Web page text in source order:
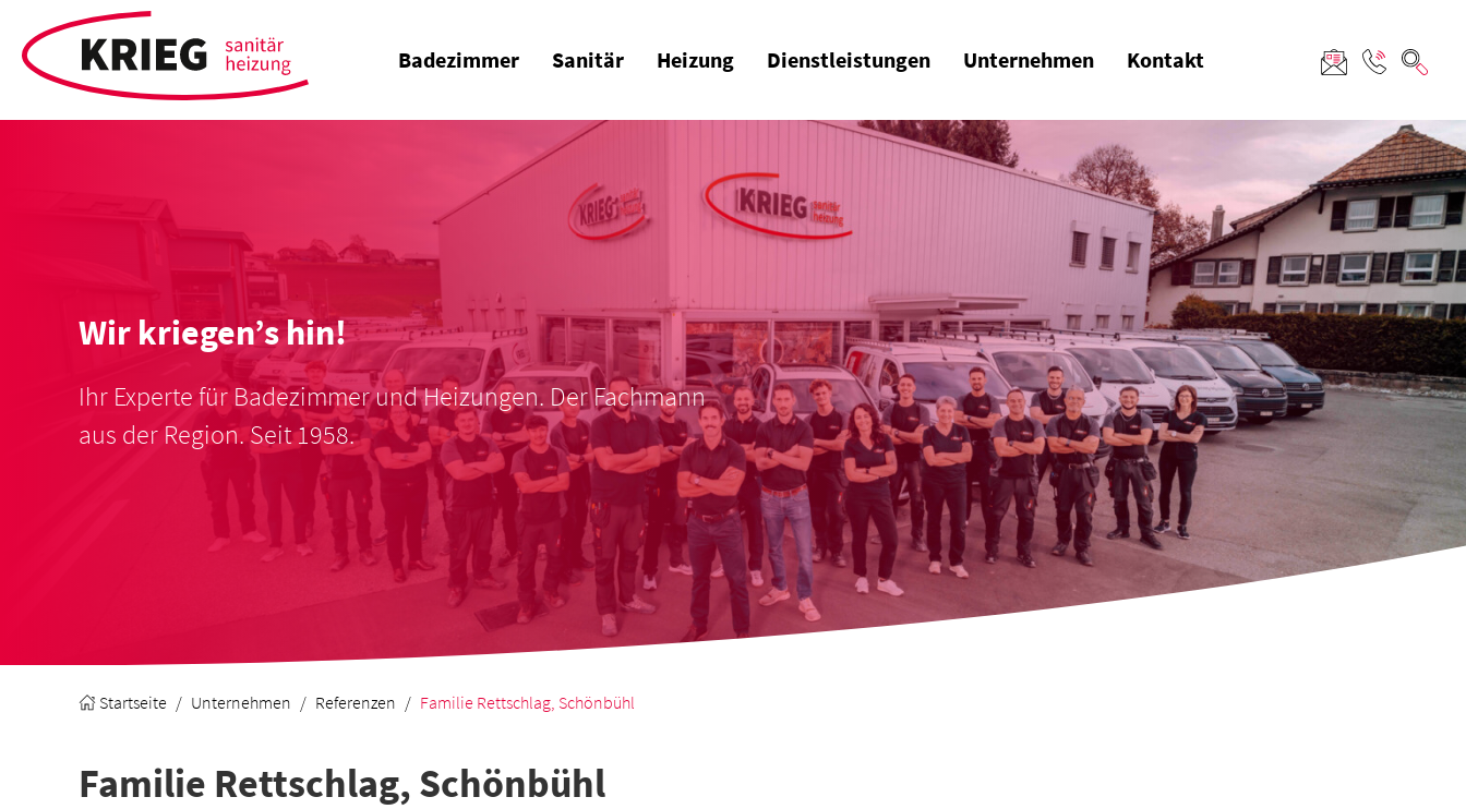
Badezimmer Sanitär Heizung Dienstleistungen Unternehmen Kontakt
Wir kriegen’s hin!
Ihr Experte für Badezimmer und Heizungen. Der Fachmann
aus der Region. Seit 1958.
Startseite Unternehmen Referenzen Familie Rettschlag, Schönbühl
Familie Rettschlag, Schönbühl